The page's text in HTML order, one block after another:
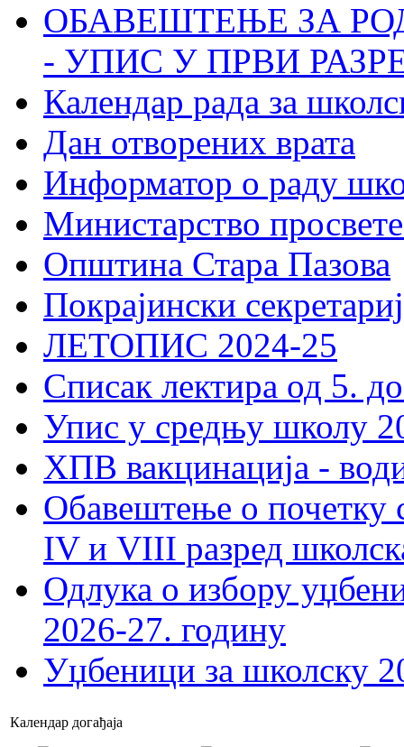
ОБАВЕШТЕЊЕ ЗА
- УПИС У ПРВИ
Календар рада за
Дан отворених врата
Информатор о раду
Министарство
Општина Стара Пазова
Покрајински
ЛЕТОПИС 2024-25
Списак лектира од 5.
Упис у средњу школу
ХПВ вакцинација -
Обавештење о почетку
IV и VIII разред
Одлука о избору
2026-27. годину
Уџбеници за школску
Календар догађаја